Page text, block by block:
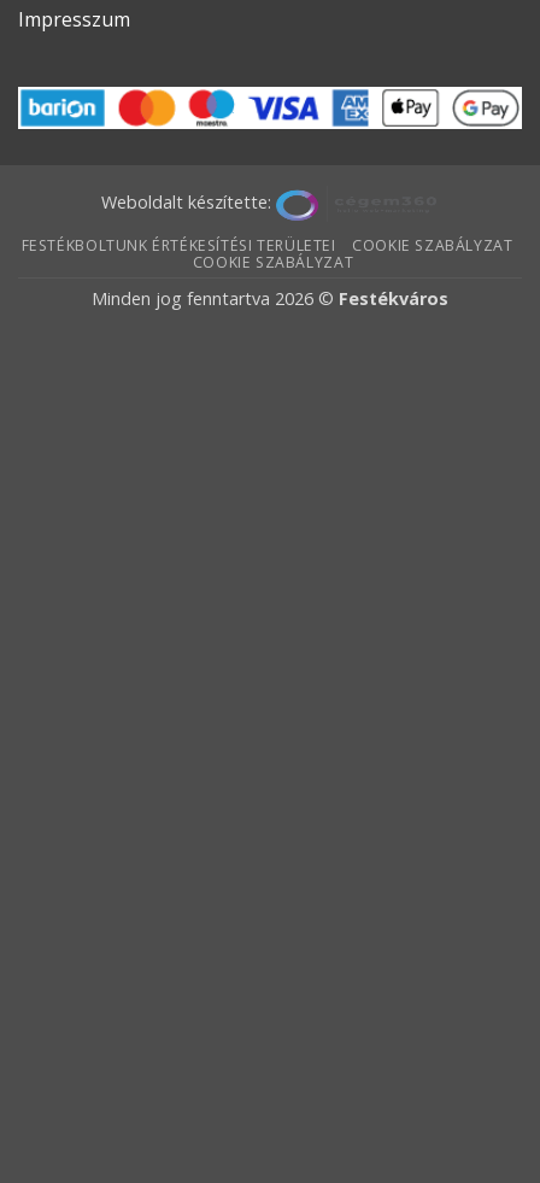
Impresszum
Weboldalt készítette:
FESTÉKBOLTUNK ÉRTÉKESÍTÉSI TERÜLETEI
COOKIE SZABÁLYZAT
COOKIE SZABÁLYZAT
Minden jog fenntartva 2026 © Festékváros